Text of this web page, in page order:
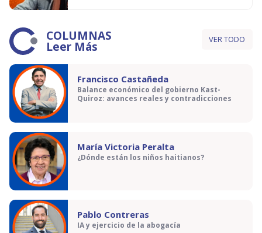
COLUMNAS
Leer Más VER TODO
Francisco Castañeda
Balance económico del gobierno Kast-
Quiroz: avances reales y contradicciones
María Victoria Peralta
¿Dónde están los niños haitianos?
Pablo Contreras
IA y ejercicio de la abogacía